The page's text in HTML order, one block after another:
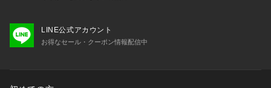
LINE公式アカウント
お得なセール・クーポン情報配信中